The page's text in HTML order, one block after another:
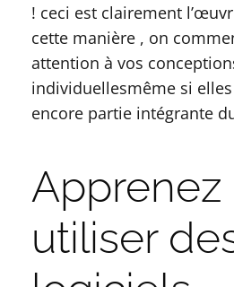
! ceci est clairement
cette manière , on
attention à vos
individuellesmême si
encore partie intégrante
Apprenez
utiliser